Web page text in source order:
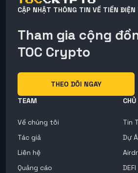
CẬP NHẬT THÔNG TIN VỀ TIỀN ĐIỆN
Tham gia cộng
TOC Crypto
THEO DÕI NGAY
TEAM
Về chúng tôi
Tác giả
Liên hệ
Quảng cáo
Tin
Dự
DEFI